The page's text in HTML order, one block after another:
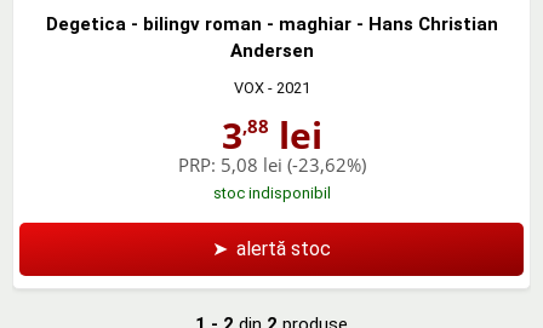
Degetica - bilingv roman - maghiar - Hans Christian
Andersen
VOX- 2021
3,88 lei
PRP: 5,08 lei (-23,62%)
stoc indisponibil
➤ alertă stoc